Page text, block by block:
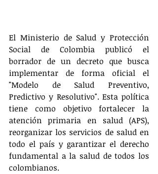
El Ministerio de Salud y Protección
Social de Colombia publicó el
borrador de un decreto que busca
implementar de forma oficial el
"Modelo de Salud Preventivo,
Predictivo y Resolutivo". Esta política
tiene como objetivo fortalecer la
atención primaria en salud (APS),
reorganizar los servicios de salud en
todo el país y garantizar el derecho
fundamental a la salud de todos los
colombianos​.